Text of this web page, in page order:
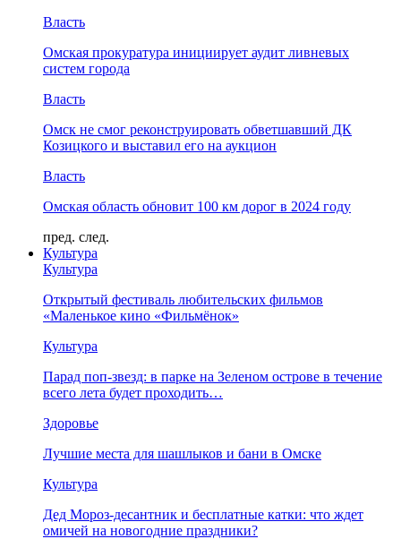
Власть
Омская прокуратура инициирует аудит ливневых
систем города
Власть
Омск не смог реконструировать обветшавший ДК
Козицкого и выставил его на аукцион
Власть
Омская область обновит 100 км дорог в 2024 году
пред. след.
Культура
Культура
Открытый фестиваль любительских фильмов
«Маленькое кино «Фильмёнок»
Культура
Парад поп-звезд: в парке на Зеленом острове в течение
всего лета будет проходить…
Здоровье
Лучшие места для шашлыков и бани в Омске
Культура
Дед Мороз-десантник и бесплатные катки: что ждет
омичей на новогодние праздники?